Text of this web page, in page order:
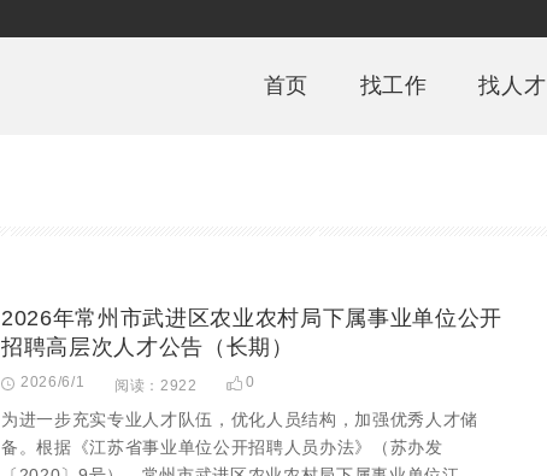
首页 找工作 找人才
2026年常州市武进区农业农村局下属事业单位公开
招聘高层次人才公告（长期）
2026/6/1 阅读：2922 0
为进一步充实专业人才队伍，优化人员结构，加强优秀人才储
备。根据《江苏省事业单位公开招聘人员办法》（苏办发